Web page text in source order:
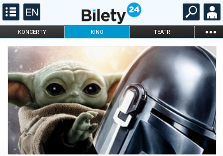
KONCERTY KINO TEATR ...
FILHARMONIA OPERA I BALET
STAND-UP
DLA DZIECI